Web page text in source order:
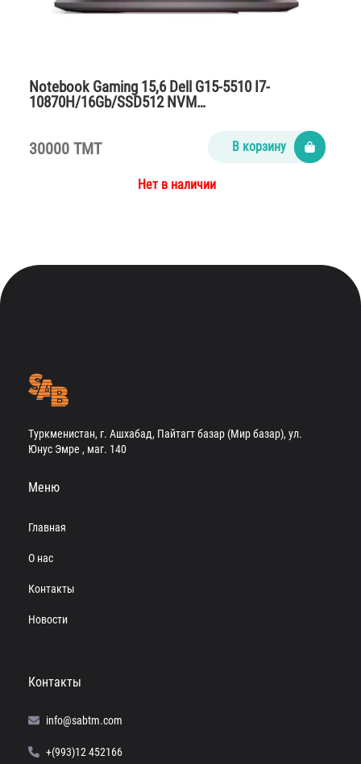
Notebook Gaming 15,6 Dell G15-5510 I7-
10870H/16Gb/SSD512 NVM…
30000 TMT В корзину
Нет в наличии
Туркменистан, г. Ашхабад, Пайтагт базар (Мир базар), ул.
Юнус Эмре , маг. 140
Меню
Главная
О нас
Контакты
Новости
Контакты
info@sabtm.com
+(993)12 452166